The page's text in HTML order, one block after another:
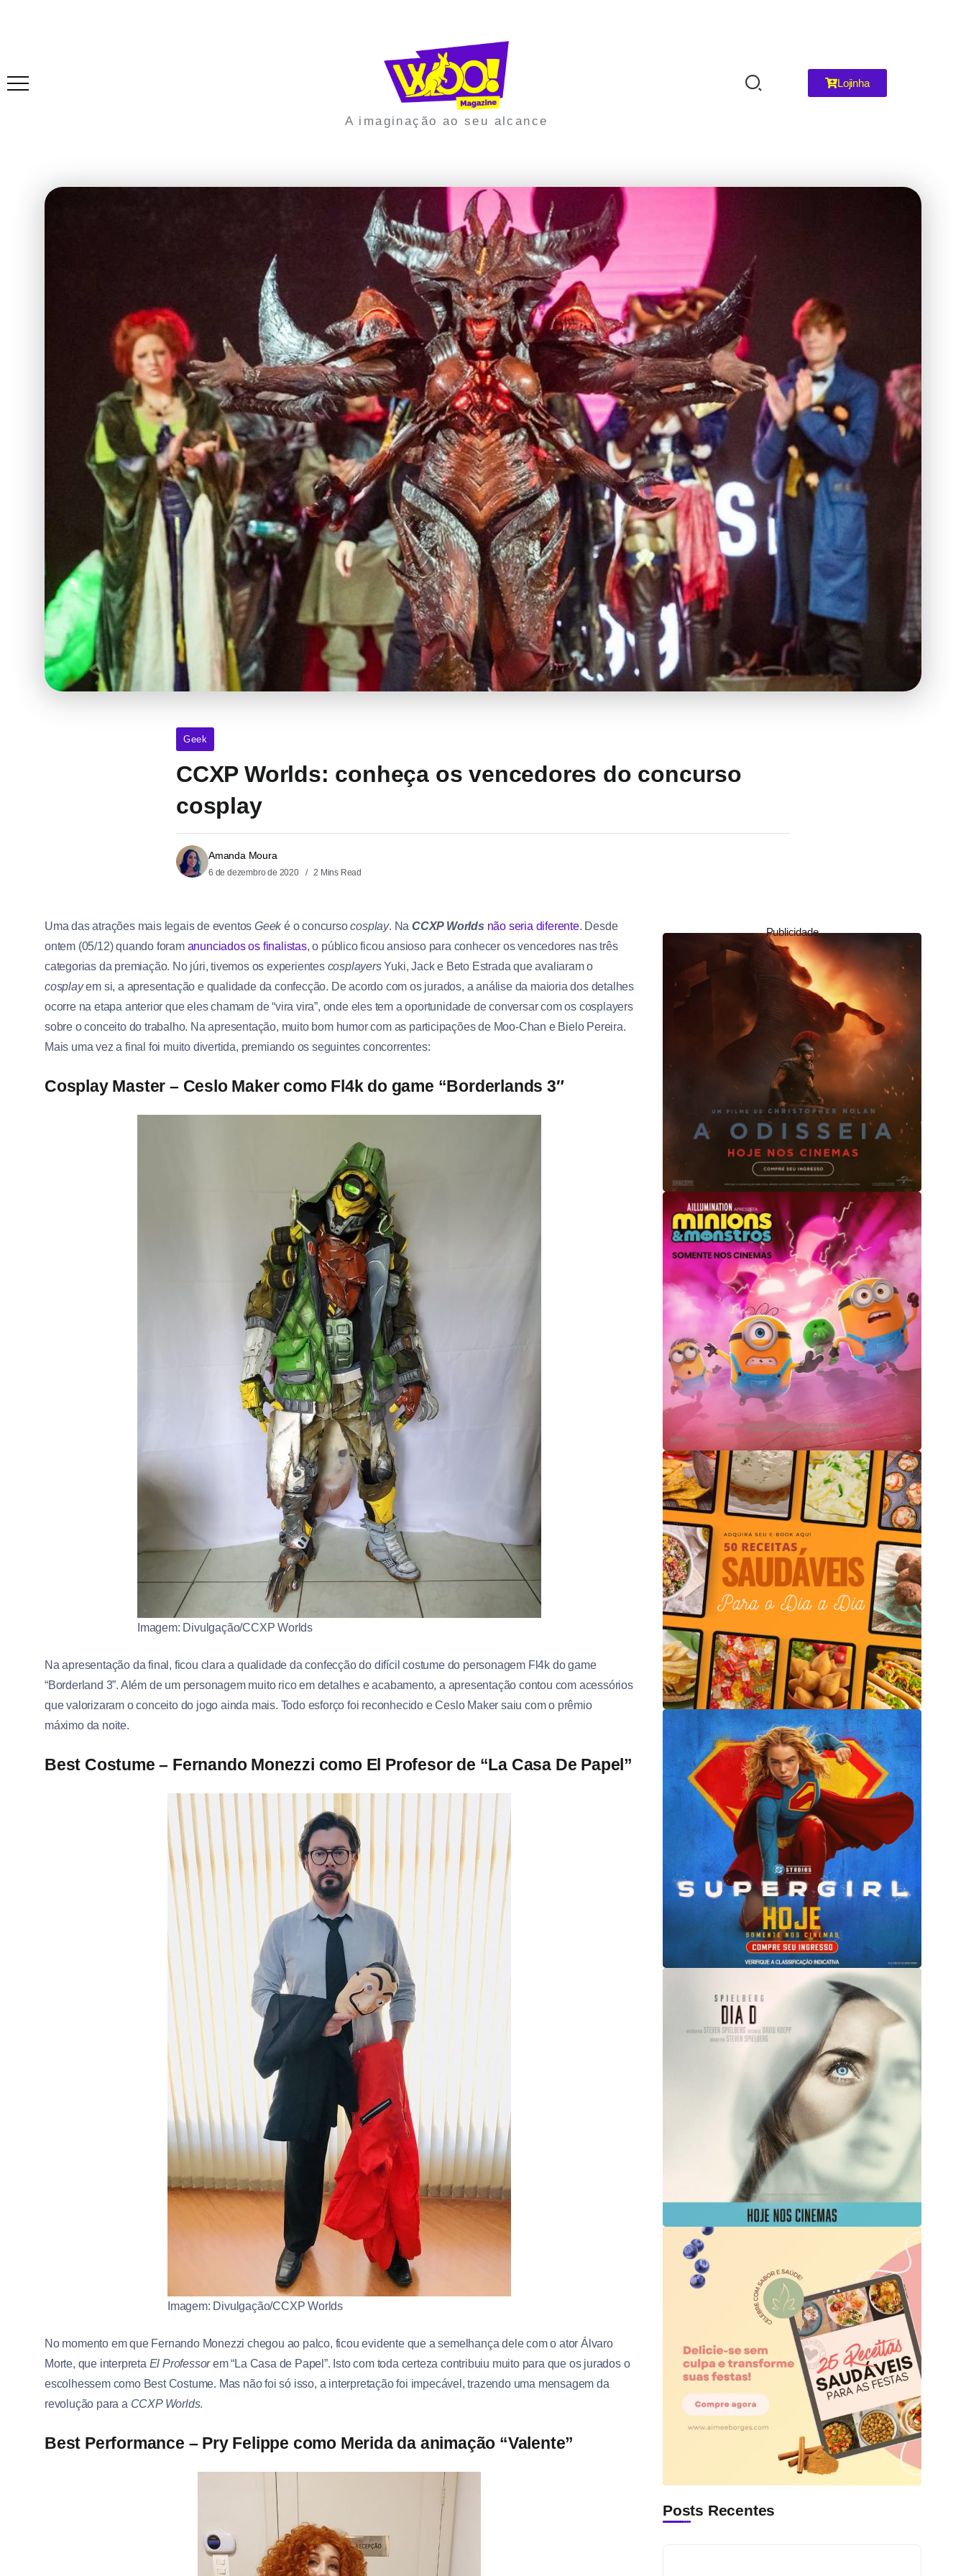
A imaginação ao seu alcance
Lojinha
Geek
CCXP Worlds: conheça os vencedores do concurso
cosplay
Amanda Moura
6 de dezembro de 2020 2 Mins Read
Uma das atrações mais legais de eventos Geeké o concursocosplay. NaCCXP Worlds não seria diferente. Desde
ontem (05/12) quando foram anunciados os finalistas, o público ficou ansioso para conhecer os vencedores nas três
categorias da premiação. No júri, tivemos os experientes cosplayersYuki, Jack e Beto Estrada que avaliaram o
cosplayem si, a apresentação e qualidade da confecção. De acordo com os jurados, a análise da maioria dos detalhes
ocorre na etapa anterior que eles chamam de “vira vira”, onde eles tem a oportunidade de conversar com os cosplayers
sobre o conceito do trabalho. Na apresentação, muito bom humor com as participações de Moo-Chan e Bielo Pereira.
Mais uma vez a final foi muito divertida, premiando os seguintes concorrentes:
Cosplay Master – Ceslo Maker como Fl4k do game “Borderlands 3″
Imagem: Divulgação/CCXP Worlds
Na apresentação da final, ficou clara a qualidade da confecção do difícil costume do personagem Fl4k do game
“Borderland 3”. Além de um personagem muito rico em detalhes e acabamento, a apresentação contou com acessórios
que valorizaram o conceito do jogo ainda mais. Todo esforço foi reconhecido e Ceslo Maker saiu com o prêmio
máximo da noite.
Best Costume – Fernando Monezzi como El Profesor de “La Casa De Papel”
Imagem: Divulgação/CCXP Worlds
No momento em que Fernando Monezzi chegou ao palco, ficou evidente que a semelhança dele com o ator Álvaro
Morte, que interpreta El Professorem “La Casa de Papel”. Isto com toda certeza contribuiu muito para que os jurados o
escolhessem como Best Costume. Mas não foi só isso, a interpretação foi impecável, trazendo uma mensagem da
revolução para a CCXP Worlds.
Best Performance – Pry Felippe como Merida da animação “Valente”
Publicidade
Posts Recentes